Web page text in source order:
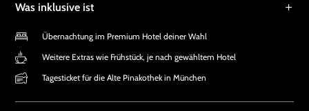
Was inklusive ist
Übernachtung im Premium Hotel deiner Wahl
Weitere Extras wie Frühstück, je nach gewähltem Hotel
Tagesticket für die Alte Pinakothek in München